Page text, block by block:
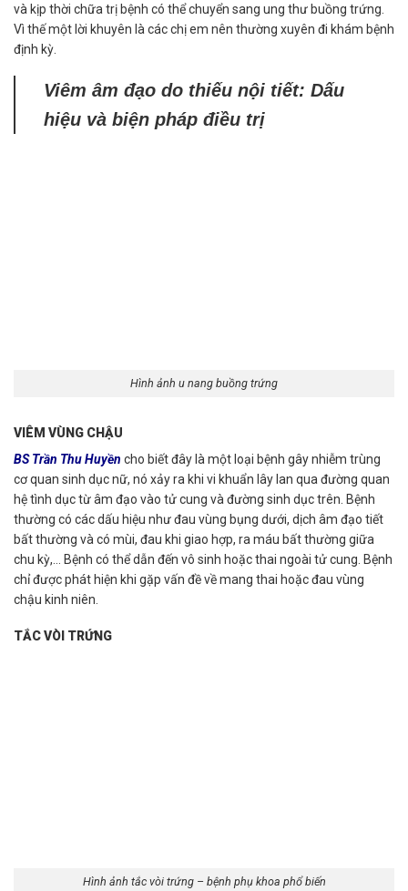
và kịp thời chữa trị bệnh có thể chuyển sang ung thư buồng trứng.
Vì thế một lời khuyên là các chị em nên thường xuyên đi khám bệnh
định kỳ.
Viêm âm đạo do thiếu nội tiết: Dấu
hiệu và biện pháp điều trị
Hình ảnh u nang buồng trứng
VIÊM VÙNG CHẬU
BS Trần Thu Huyền cho biết đây là một loại bệnh gây nhiễm trùng
cơ quan sinh dục nữ, nó xảy ra khi vi khuẩn lây lan qua đường quan
hệ tình dục từ âm đạo vào tử cung và đường sinh dục trên. Bệnh
thường có các dấu hiệu như đau vùng bụng dưới, dịch âm đạo tiết
bất thường và có mùi, đau khi giao hợp, ra máu bất thường giữa
chu kỳ,… Bệnh có thể dẫn đến vô sinh hoặc thai ngoài tử cung. Bệnh
chỉ được phát hiện khi gặp vấn đề về mang thai hoặc đau vùng
chậu kinh niên.
TẮC VÒI TRỨNG
Hình ảnh tắc vòi trứng – bệnh phụ khoa phổ biến